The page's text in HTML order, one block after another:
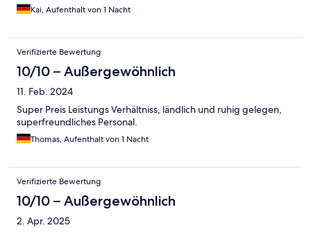
Kai, Aufenthalt von 1 Nacht
Verifizierte Bewertung
10/10 – Außergewöhnlich
11. Feb. 2024
Super Preis Leistungs Verhältniss, ländlich und ruhig gelegen,
superfreundliches Personal.
Thomas, Aufenthalt von 1 Nacht
Verifizierte Bewertung
10/10 – Außergewöhnlich
2. Apr. 2025